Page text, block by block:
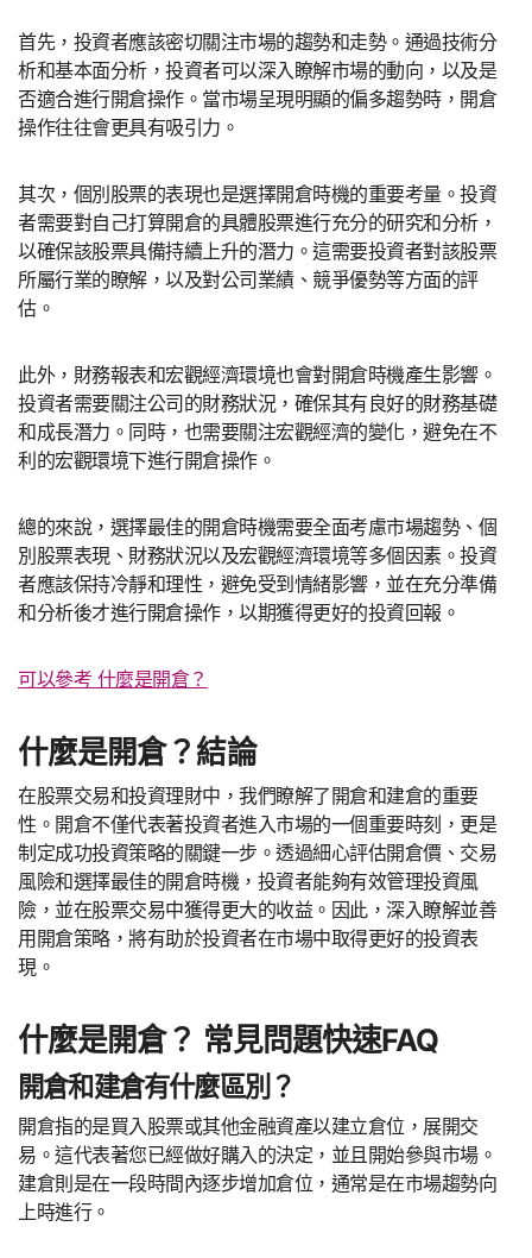
首先，投資者應該密切關注市場的趨勢和走勢。通過技術分
析和基本面分析，投資者可以深入瞭解市場的動向，以及是
否適合進行開倉操作。當市場呈現明顯的偏多趨勢時，開倉
操作往往會更具有吸引力。
其次，個別股票的表現也是選擇開倉時機的重要考量。投資
者需要對自己打算開倉的具體股票進行充分的研究和分析，
以確保該股票具備持續上升的潛力。這需要投資者對該股票
所屬行業的瞭解，以及對公司業績、競爭優勢等方面的評
估。
此外，財務報表和宏觀經濟環境也會對開倉時機產生影響。
投資者需要關注公司的財務狀況，確保其有良好的財務基礎
和成長潛力。同時，也需要關注宏觀經濟的變化，避免在不
利的宏觀環境下進行開倉操作。
總的來說，選擇最佳的開倉時機需要全面考慮市場趨勢、個
別股票表現、財務狀況以及宏觀經濟環境等多個因素。投資
者應該保持冷靜和理性，避免受到情緒影響，並在充分準備
和分析後才進行開倉操作，以期獲得更好的投資回報。
可以參考 什麼是開倉？
什麼是開倉？結論
在股票交易和投資理財中，我們瞭解了開倉和建倉的重要
性。開倉不僅代表著投資者進入市場的一個重要時刻，更是
制定成功投資策略的關鍵一步。透過細心評估開倉價、交易
風險和選擇最佳的開倉時機，投資者能夠有效管理投資風
險，並在股票交易中獲得更大的收益。因此，深入瞭解並善
用開倉策略，將有助於投資者在市場中取得更好的投資表
現。
什麼是開倉？ 常見問題快速FAQ
開倉和建倉有什麼區別？
開倉指的是買入股票或其他金融資產以建立倉位，展開交
易。這代表著您已經做好購入的決定，並且開始參與市場。
建倉則是在一段時間內逐步增加倉位，通常是在市場趨勢向
上時進行。